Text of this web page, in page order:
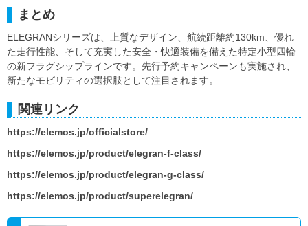
まとめ
ELEGRANシリーズは、上質なデザイン、航続距離約130km、優れ
た走行性能、そして充実した安全・快適装備を備えた特定小型四輪
の新フラグシップラインです。先行予約キャンペーンも実施され、
新たなモビリティの選択肢として注目されます。
関連リンク
https://elemos.jp/officialstore/
https://elemos.jp/product/elegran-f-class/
https://elemos.jp/product/elegran-g-class/
https://elemos.jp/product/superelegran/